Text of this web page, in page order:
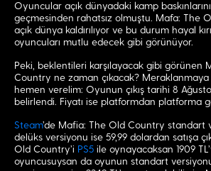
Oyuncular açık dünyadaki kamp
geçmesinden rahatsız olmuştu. Mafa: The
açık dünya kaldırılıyor ve bu durum hayal
oyuncuları mutlu edecek gibi görünüyor.
Peki, beklentileri karşılayacak gibi görünen
Country ne zaman çıkacak? Meraklanmaya
hemen verelim: Oyunun çıkış tarihi 8
belirlendi. Fiyatı ise platformdan platforma
Steam’de Mafia: The Old Country standart
delüks versiyonu ise 59,99 dolardan satışa
Old Country’i PS5 ile oynayacaksan 1909
oyuncusuysan da oyunun standart